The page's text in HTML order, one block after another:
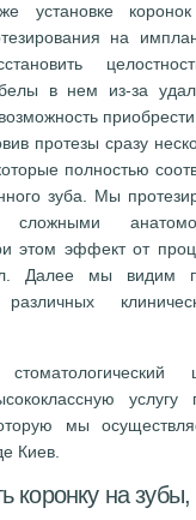
установке
на
в нем из-за
протезы сразу
полностью
зуба. Мы
анатомо-
этом эффект от
Далее мы видим
стоматологический
услугу
мы
Киев.
коронку на